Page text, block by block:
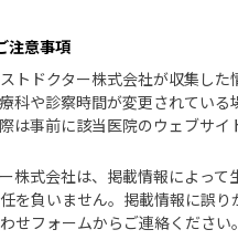
注意事項
トドクター株式会社が収集した
科や診察時間が変更されている
は事前に該当医院のウェブサイ
株式会社は、掲載情報によって
を負いません。掲載情報に誤り
せフォームからご連絡ください。